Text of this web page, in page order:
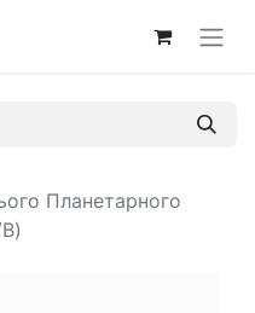
Планетарного